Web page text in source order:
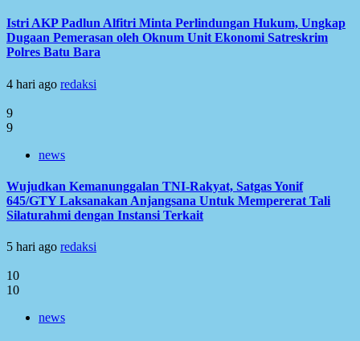
Istri AKP Padlun Alfitri Minta Perlindungan Hukum, Ungkap
Dugaan Pemerasan oleh Oknum Unit Ekonomi Satreskrim
Polres Batu Bara
4 hari ago redaksi
9
9
news
Wujudkan Kemanunggalan TNI-Rakyat, Satgas Yonif
645/GTY Laksanakan Anjangsana Untuk Mempererat Tali
Silaturahmi dengan Instansi Terkait
5 hari ago redaksi
10
10
news